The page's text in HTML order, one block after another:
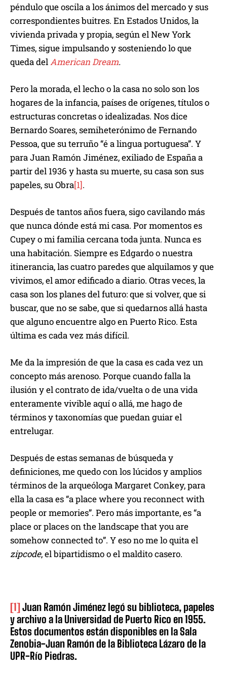
péndulo que oscila a los ánimos del mercado y sus
correspondientes buitres. En Estados Unidos, la
vivienda privada y propia, según el New York
Times, sigue impulsando y sosteniendo lo que
queda delAmerican Dream.
Pero la morada, el lecho o la casa no solo son los
hogares de la infancia, países de orígenes, títulos o
estructuras concretas o idealizadas. Nos dice
Bernardo Soares, semiheterónimo de Fernando
Pessoa, que su terruño “é a lingua portuguesa”. Y
para Juan Ramón Jiménez, exiliado de España a
partir del 1936 y hasta su muerte, su casa son sus
papeles, su Obra[1].
Después de tantos años fuera, sigo cavilando más
que nunca dónde está mi casa. Por momentos es
Cupey o mi familia cercana toda junta. Nunca es
una habitación. Siempre es Edgardo o nuestra
itinerancia, las cuatro paredes que alquilamos y que
vivimos, el amor edificado a diario. Otras veces, la
casa son los planes del futuro: que si volver, que si
buscar, que no se sabe, que si quedarnos allá hasta
que alguno encuentre algo en Puerto Rico. Esta
última es cada vez más difícil.
Me da la impresión de que la casa es cada vez un
concepto más arenoso. Porque cuando falla la
ilusión y el contrato de ida/vuelta o de una vida
enteramente vivible aquí o allá, me hago de
términos y taxonomías que puedan guiar el
entrelugar.
Después de estas semanas de búsqueda y
definiciones, me quedo con los lúcidos y amplios
términos de la arqueóloga Margaret Conkey, para
ella la casa es “a place where you reconnect with
people or memories”. Pero más importante, es “a
place or places on the landscape that you are
somehow connected to”. Y eso no me lo quita el
zipcode, el bipartidismo o el maldito casero.
[1] Juan Ramón Jiménez legó su biblioteca, papeles
y archivo a la Universidad de Puerto Rico en 1955.
Estos documentos están disponibles en la Sala
Zenobia-Juan Ramón de la Biblioteca Lázaro de la
UPR-Río Piedras.